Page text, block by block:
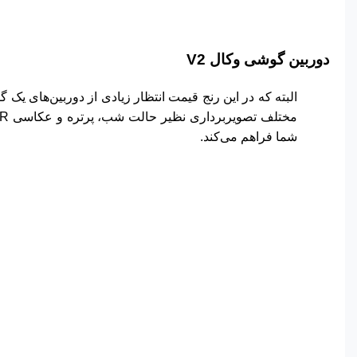
دوربین گوشی وکال V2
شما فراهم می‌کند.